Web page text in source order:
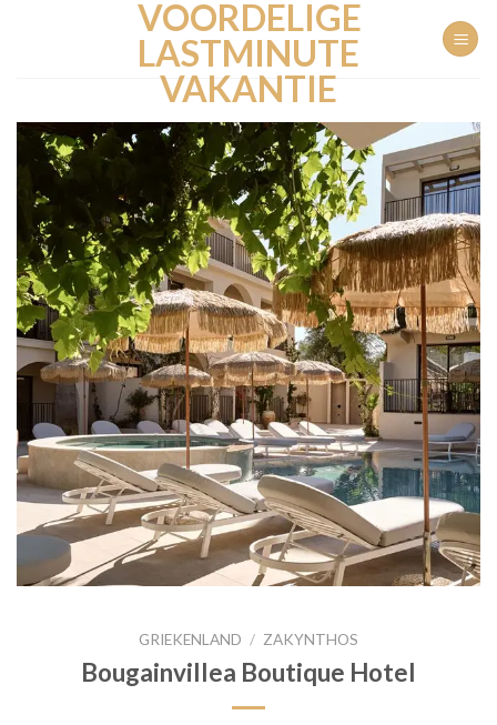
VOORDELIGE
LASTMINUTE
VAKANTIE
GRIEKENLAND / ZAKYNTHOS
Bougainvillea Boutique Hotel